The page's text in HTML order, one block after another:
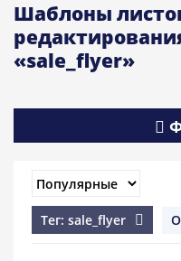
Шаблоны
«sale_flyer»
Тег: sale_flyer